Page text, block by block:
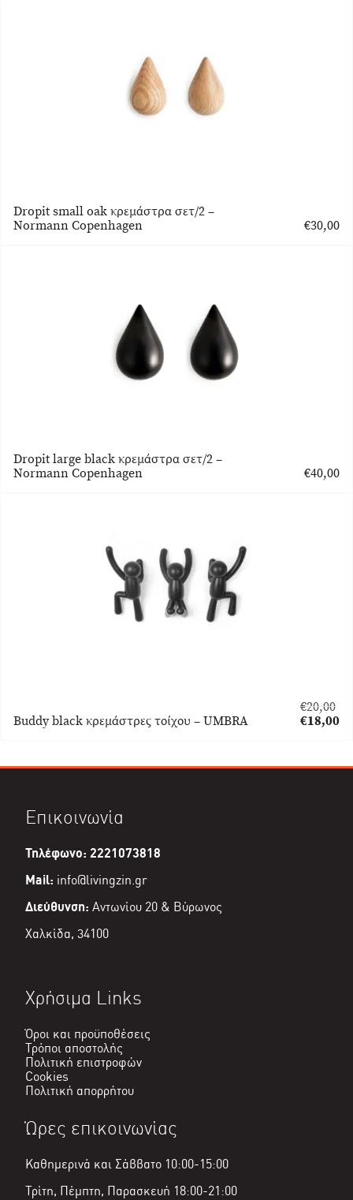
Dropit small oak κρεμάστρα σετ/2 –
Normann Copenhagen
€30,00
Dropit large black κρεμάστρα σετ/2 –
Normann Copenhagen
€40,00
Buddy black κρεμάστρες τοίχου – UMBRA
€20,00
Original
€20,00.
€18,00
τιμή
Επικοινωνία
Τηλέφωνο: 2221073818
Mail: info@livingzin.gr
Διεύθυνση: Αντωνίου 20 & Βύρωνος
Χαλκίδα, 34100
Χρήσιμα Links
Όροι και προϋποθέσεις
Τρόποι αποστολής
Πολιτική επιστροφών
Cookies
Πολιτική απορρήτου
Ώρες επικοινωνίας
Καθημερινά και Σάββατο 10:00-15:00
Τρίτη, Πέμπτη, Παρασκευή 18:00-21:00